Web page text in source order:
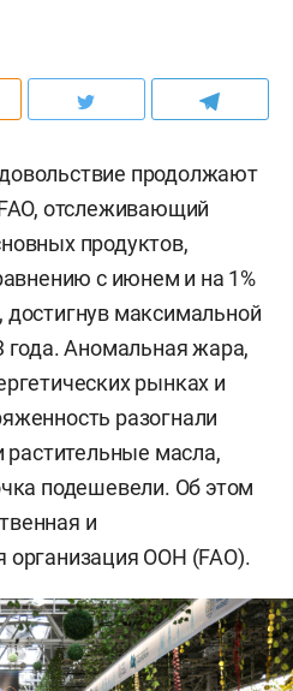
продолжают
отслеживающий
продуктов,
с июнем и на 1%
максимальной
года. Аномальная жара,
рынках и
разогнали
растительные масла,
подешевели. Об этом
и
организация ООН (FAO).